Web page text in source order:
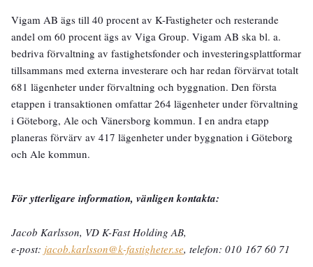
Vigam AB ägs till 40 procent av K-Fastigheter och resterande
andel om 60 procent ägs av Viga Group. Vigam AB ska bl. a.
bedriva förvaltning av fastighetsfonder och investeringsplattformar
tillsammans med externa investerare och har redan förvärvat totalt
681 lägenheter under förvaltning och byggnation. Den första
etappen i transaktionen omfattar 264 lägenheter under förvaltning
i Göteborg, Ale och Vänersborg kommun. I en andra etapp
planeras förvärv av 417 lägenheter under byggnation i Göteborg
och Ale kommun.
För ytterligare information, vänligen kontakta:
Jacob Karlsson, VD K-Fast Holding AB,
e-post: jacob.karlsson@k-fastigheter.se, telefon: 010 167 60 71